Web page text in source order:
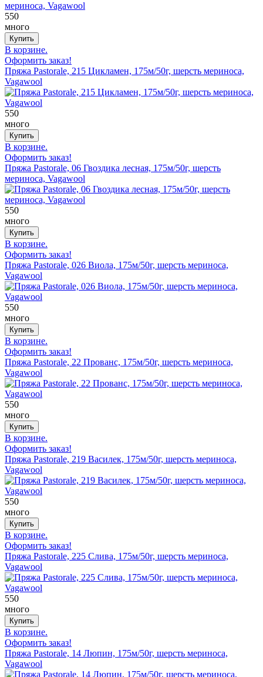
550
много
В корзине.
Оформить заказ!
Пряжа Pastorale, 215 Цикламен, 175м/50г, шерсть мериноса,
Vagawool
550
много
В корзине.
Оформить заказ!
Пряжа Pastorale, 06 Гвоздика лесная, 175м/50г, шерсть
мериноса, Vagawool
550
много
В корзине.
Оформить заказ!
Пряжа Pastorale, 026 Виола, 175м/50г, шерсть мериноса,
Vagawool
550
много
В корзине.
Оформить заказ!
Пряжа Pastorale, 22 Прованс, 175м/50г, шерсть мериноса,
Vagawool
550
много
В корзине.
Оформить заказ!
Пряжа Pastorale, 219 Василек, 175м/50г, шерсть мериноса,
Vagawool
550
много
В корзине.
Оформить заказ!
Пряжа Pastorale, 225 Слива, 175м/50г, шерсть мериноса,
Vagawool
550
много
В корзине.
Оформить заказ!
Пряжа Pastorale, 14 Люпин, 175м/50г, шерсть мериноса,
Vagawool